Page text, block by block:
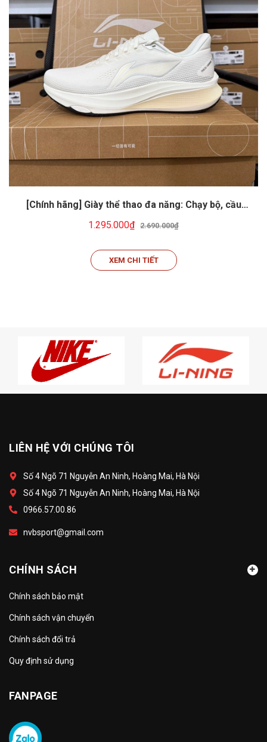
[Chính hãng] Giày thể thao đa năng: Chạy bộ, cầu
1.295.000₫ 2.690.000₫
XEM CHI TIẾT
LIÊN HỆ VỚI CHÚNG TÔI
Số 4 Ngõ 71 Nguyễn An Ninh, Hoàng Mai, Hà Nội
Số 4 Ngõ 71 Nguyễn An Ninh, Hoàng Mai, Hà Nội
0966.57.00.86
nvbsport@gmail.com
CHÍNH SÁCH
Chính sách bảo mật
Chính sách vận chuyển
Chính sách đổi trả
Quy định sử dụng
FANPAGE